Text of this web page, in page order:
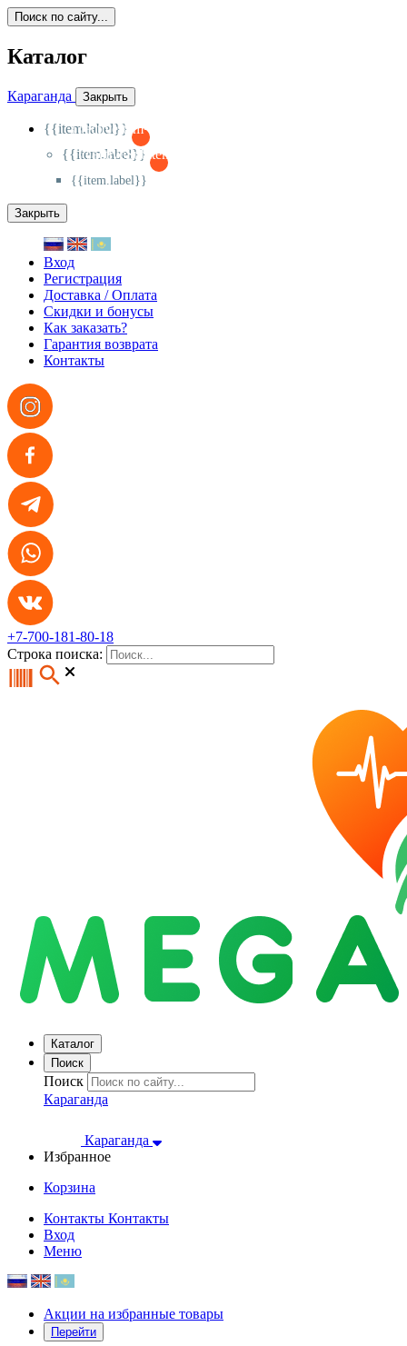
Поиск по сайту...
Каталог
Караганда Закрыть
{{item.label}}
{{activeItem==item.id?'-
{{item.label}}
{{activeSubitem==item.id?'-
{{item.label}}
Закрыть
Вход
Регистрация
Доставка / Оплата
Скидки и бонусы
Как заказать?
Гарантия возврата
Контакты
+7-700-181-80-18
Строка поиска:
Каталог
Поиск
Поиск
Караганда
Караганда
Избранное
Корзина
Контакты Контакты
Вход
Меню
Акции на избранные товары
Перейти